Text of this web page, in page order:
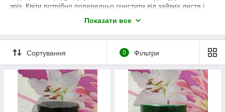
зріз. Квіти потрібно попередньо очистити від зайвих листя і
колір був більш інтенсивний, час фарбування подовжують.
Увага! Якщо квітка стояв до цього у воді, то він може не
пофарбуватися.
Показати все
Сортування 0 Фільтри